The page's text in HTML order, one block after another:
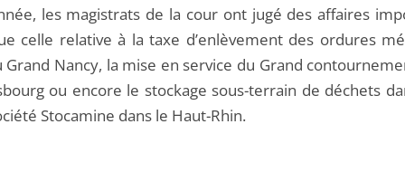
les magistrats de la cour ont jugé des affaires
celle relative à la taxe d’enlèvement des ordures
Grand Nancy, la mise en service du Grand
ou encore le stockage sous-terrain de déchets
Stocamine dans le Haut-Rhin.